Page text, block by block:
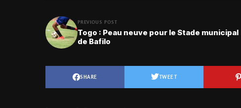
PREVIOUS POST
Togo : Peau neuve pour le Stade municipal
de Bafilo
SHARE TWEET